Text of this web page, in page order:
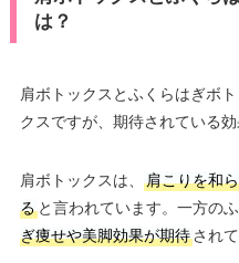
は？
肩ボトックスとふくらはぎボ
クスですが、期待されている効
肩ボトックスは、
肩こりを和
ると言われています。一方の
ぎ痩せや美脚効果が期待されて